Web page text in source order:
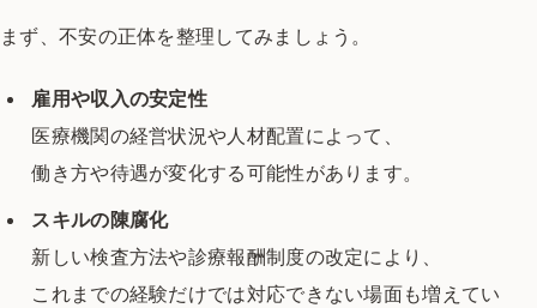
まず、不安の正体を整理してみましょう。
雇用や収入の安定性
医療機関の経営状況や人材配置によって、
働き方や待遇が変化する可能性があります。
スキルの陳腐化
新しい検査方法や診療報酬制度の改定により、
これまでの経験だけでは対応できない場面も増えてい